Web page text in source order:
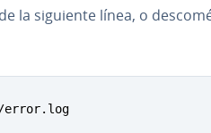
la siguiente línea, o
error.log